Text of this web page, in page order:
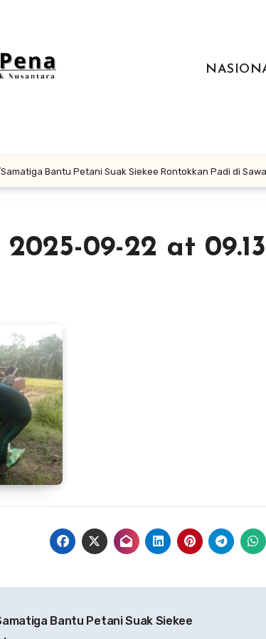
Bantu Petani Suak Siekee Rontokkan Padi di
09-22 at
Bantu Petani Suak Siekee